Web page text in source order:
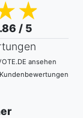
/ 5
ansehen